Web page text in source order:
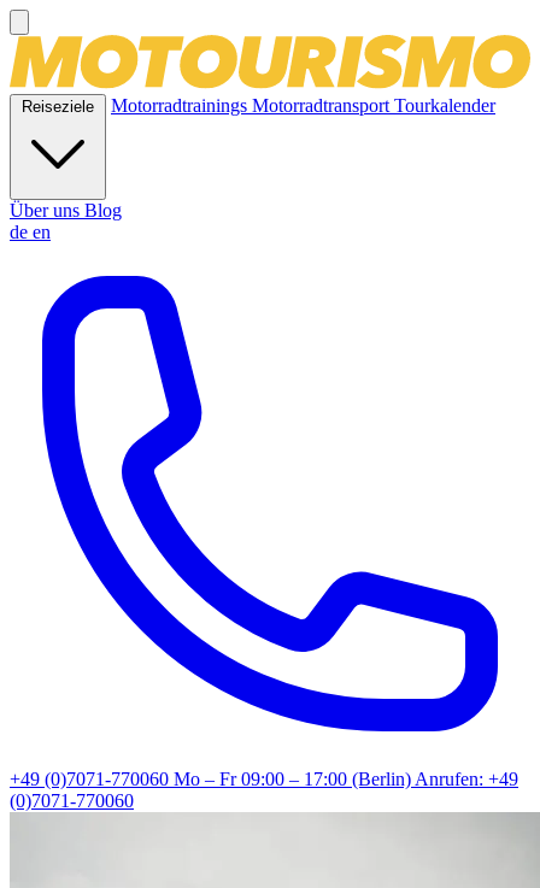
Reiseziele Motorradtrainings MotorradtransportTourkalender
Über uns Blog
de en
+49 (0)7071-770060 Mo – Fr 09:00 – 17:00 (Berlin)Anrufen: +49
(0)7071-770060